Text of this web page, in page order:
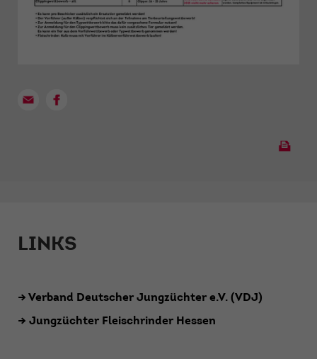
LINKS
→ Verband Deutscher Jungzüchter e.V. (VDJ)
→ Jungzüchter Fleischrinder Hessen